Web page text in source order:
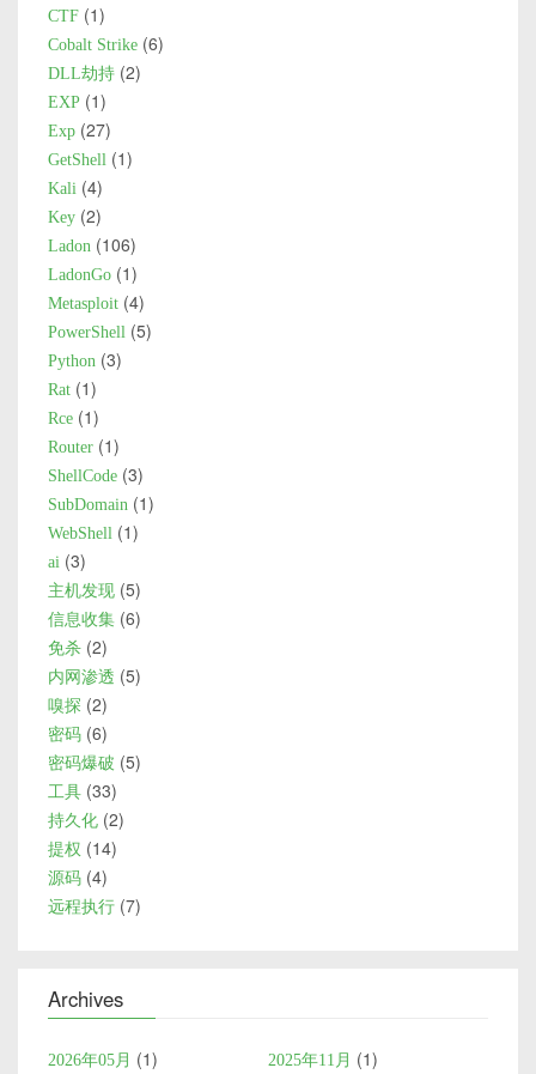
CTF 1
Cobalt Strike 6
DLL劫持 2
EXP 1
Exp 27
GetShell 1
Kali 4
Key 2
Ladon 106
LadonGo 1
Metasploit 4
PowerShell 5
Python 3
Rat 1
Rce 1
Router 1
ShellCode 3
SubDomain 1
WebShell 1
ai 3
主机发现 5
信息收集 6
免杀 2
内网渗透 5
嗅探 2
密码 6
密码爆破 5
工具 33
持久化 2
提权 14
源码 4
远程执行 7
Archives
2026年05月 1 2025年11月 1